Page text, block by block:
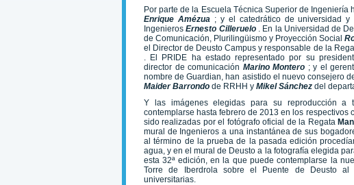
Por parte de la Escuela Técnica Superior de Ingeniería
Enrique Amézua ; y el catedrático de universidad
IngenierosErnesto Cilleruelo . En la Universidad de
de Comunicación, Plurilingüismo y Proyección Social
el Director de Deusto Campus y responsable de la
. El PRIDE ha estado representado por su
director de comunicación Marino Montero ; y el
nombre de Guardian, han asistido el nuevo consejero
Maider Barrondo de RRHH y Mikel Sánchez del
Y las imágenes elegidas para su reproducción a
contemplarse hasta febrero de 2013 en los respectivos
sido realizadas por el fotógrafo oficial de la Regata
mural de Ingenieros a una instantánea de sus
al término de la prueba de la pasada edición
agua, y en el mural de Deusto a la fotografía elegida
esta 32ª edición, en la que puede contemplarse la
Torre de Iberdrola sobre el Puente de Deusto al
universitarias.